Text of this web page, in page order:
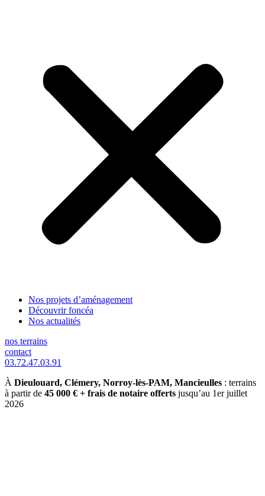
Nos projets d’aménagement
Découvrir foncéa
Nos actualités
nos terrains
contact
03.72.47.03.91
À Dieulouard, Clémery, Norroy-lès-PAM, Mancieulles : terrains
à partir de 45 000 € + frais de notaire offerts jusqu’au 1er juillet
2026